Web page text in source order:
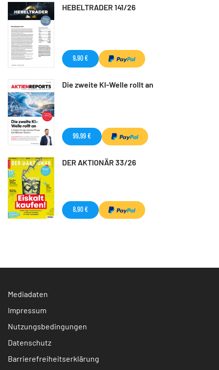
HEBELTRADER 141/26
9,90 €
Die zweite KI-Welle rollt an
99,99 €
DER AKTIONÄR 33/26
8,90 €
Mediadaten
Impressum
Nutzungsbedingungen
Datenschutz
Barrierefreiheitserklärung